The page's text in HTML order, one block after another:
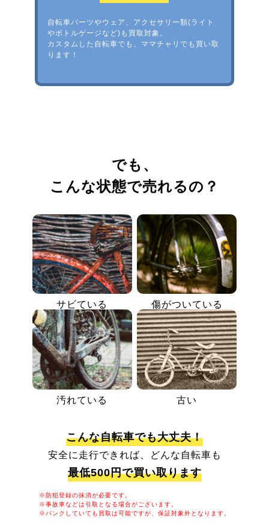
自転車パーツやウェア、アクセサリー類(ライト
やボトルゲージなど)も買取対象。
カスタムした自転車でも、ママチャリでも買い取
ります！
でも、
こんな状態で売れるの？
サビている 傷がついている
汚れている 古い
こんな自転車でも大丈夫！
安全に走行できれば、どんな自転車も
最低500円で買い取ります
※防犯登録の抹消が必要です。
※事故車などは引取となる場合がございます。
※パンクしていても買取は可能ですが、保証対象外となります。